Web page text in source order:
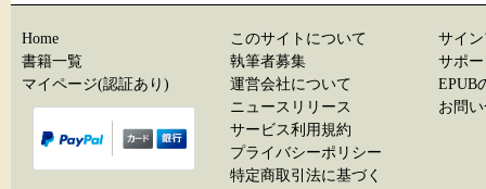
Home
書籍一覧
マイページ(認証あり)
このサイトについて
執筆者募集
運営会社について
ニュースリリース
サービス利用規約
プライバシーポリシー
特定商取引法に基づく
サイ
サポ
EPUB
お問